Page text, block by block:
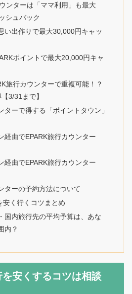
ンターは「ママ利用」も最大
シュバック
い出作りで最大30,000円キャッ
ポイントで最大20,000円キャ
旅行カウンターで重複可能！？
3/31まで】
ターで得する「ポイントタウン」
経由でEPARK旅行カウンター
経由でEPARK旅行カウンター
ターの予約方法について
安く行くコツまとめ
国内旅行先の平均予算は、あな
内？
を安くするコツは相談